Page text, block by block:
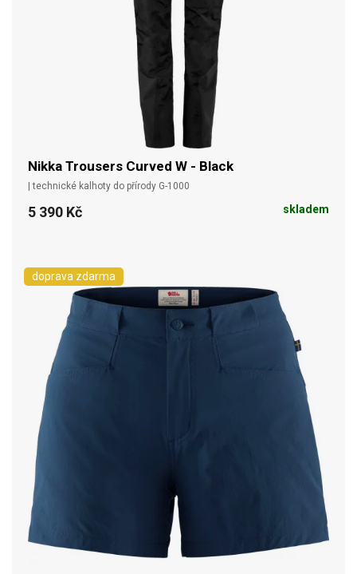
Nikka Trousers Curved W - Black
| technické kalhoty do přírody G-1000
5 390 Kč skladem
doprava zdarma